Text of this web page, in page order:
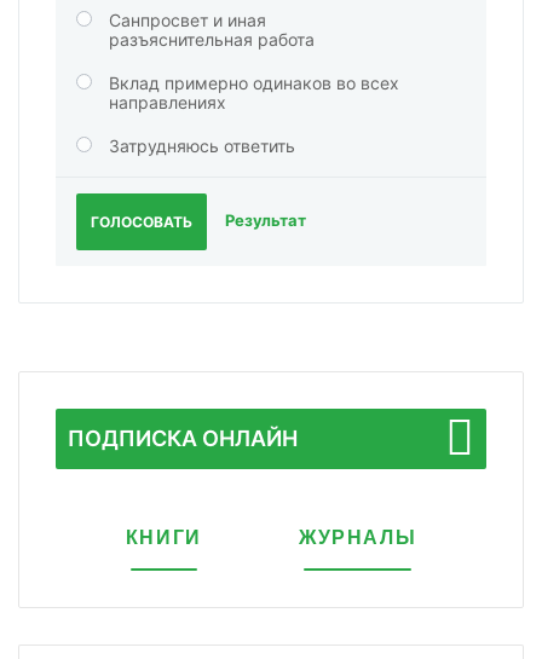
Санпросвет и иная
разъяснительная работа
Вклад примерно одинаков во всех
направлениях
Затрудняюсь ответить
ГОЛОСОВАТЬ Результат
ПОДПИСКА ОНЛАЙН
КНИГИ ЖУРНАЛЫ